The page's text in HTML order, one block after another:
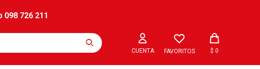
098 726 211
FAVORITOS $ 0